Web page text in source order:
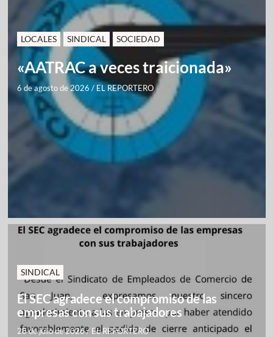
LOCALES SINDICAL SOCIEDAD
«AATRAC a veces traicionada»
6 de agosto de 2026 / EL REPORTERO
SINDICAL
El SEC agradece el compromiso de las
empresas con sus trabajadores
28 de julio de 2026/ EL REPORTERO